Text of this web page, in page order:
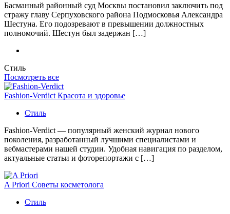
Басманный районный суд Москвы постановил заключить под
стражу главу Серпуховского района Подмосковья Александра
Шестуна. Его подозревают в превышении должностных
полномочий. Шестун был задержан […]
Стиль
Посмотреть все
Fashion-Verdict Красота и здоровье
Стиль
Fashion-Verdict — популярный женский журнал нового
поколения, разработанный лучшими специалистами и
вебмастерами нашей студии. Удобная навигация по разделом,
актуальные статьи и фоторепортажи с […]
A Priori Советы косметолога
Стиль